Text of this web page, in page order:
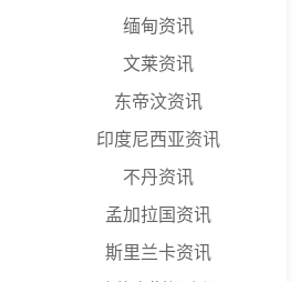
缅甸资讯
文莱资讯
东帝汶资讯
印度尼西亚资讯
不丹资讯
孟加拉国资讯
斯里兰卡资讯